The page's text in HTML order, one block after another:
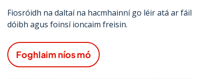
Fiosróidh na daltaí na hacmhainní go léir atá ar fáil
dóibh agus foinsí ioncaim freisin.
Foghlaim níos mó